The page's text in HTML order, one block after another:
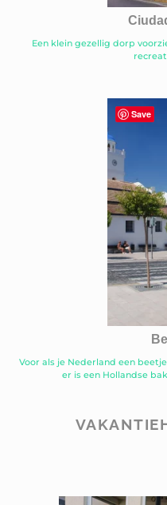
Een klein gezellig dorp
Voor als je Nederland een
er is een Hollandse
Save